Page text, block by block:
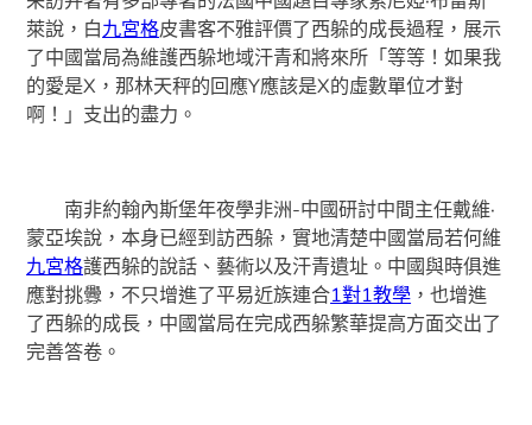
萊說，白九宮格皮書客不雅評價了西躲的成長過程，展示
了中國當局為維護西躲地域汗青和將來所「等等！如果我
的愛是X，那林天秤的回應Y應該是X的虛數單位才對
啊！」支出的盡力。
南非約翰內斯堡年夜學非洲-中國研討中間主任戴維·
蒙亞埃說，本身已經到訪西躲，實地清楚中國當局若何維
九宮格護西躲的說話、藝術以及汗青遺址。中國與時俱進
應對挑釁，不只增進了平易近族連合1對1教學 ，也增進
了西躲的成長，中國當局在完成西躲繁華提高方面交出了
完善答卷。